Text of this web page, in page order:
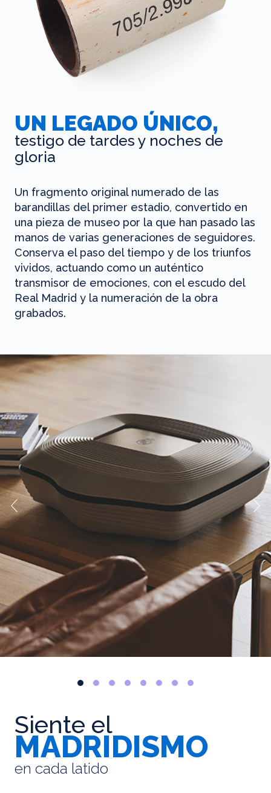
UN LEGADO ÚNICO,
testigo de tardes y noches de
gloria
Un fragmento original numerado de las
barandillas del primer estadio, convertido en
una pieza de museo por la que han pasado las
manos de varias generaciones de seguidores.
Conserva el paso del tiempo y de los triunfos
vividos, actuando como un auténtico
transmisor de emociones, con el escudo del
Real Madrid y la numeración de la obra
grabados.
Siente el
MADRIDISMO
en cada latido